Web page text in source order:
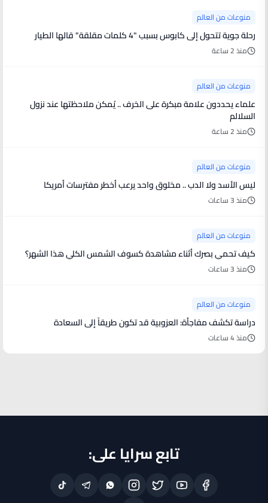
منوعات من العالم
رحلة جوية تتحول إلى كابوس بسبب "4 كلمات مقلقة" قالها الطيار
منذ 2 ساعة
منوعات من العالم
علماء يحددون علامة مبكرة على الخرف .. يُمكن ملاحظتها عند نزول
السلالم
منذ 2 ساعة
منوعات من العالم
ليس الأسد ولا الدب .. مخلوق واحد يرعب أخطر مفترسات أمريكا
منذ 3 ساعات
منوعات من العالم
كيف تحمي بصرك أثناء مشاهدة كسوف الشمس الكلي هذا الشهر؟
منذ 3 ساعات
منوعات من العالم
دراسة تكشف مفاجأة: العزوبية قد تكون طريقاً إلى السعادة
منذ 4 ساعات
تابع سرايا على: